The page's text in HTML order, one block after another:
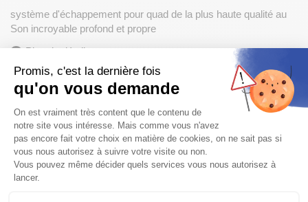
système d'échappement pour quad de la plus haute qualité au
Son incroyable profond et propre
Plus de détails
Posez une question sur ce produit
1220.35€ 1355.94 € -10%
Fabriqué de 7 à 21 jours
Frais de port
OFFERTS pour l’achat de ce produit
Promis, c'est la dernière fois
qu'on vous demande
Plateforme de Gestion du
On est vraiment très content que le contenu de
notre site vous intéresse. Mais comme vous n'avez
pas encore fait votre choix en matière de cookies, on ne sait pas si
vous nous autorisez à suivre votre visite ou non.
Vous pouvez même décider quels services vous nous autorisez à
lancer.